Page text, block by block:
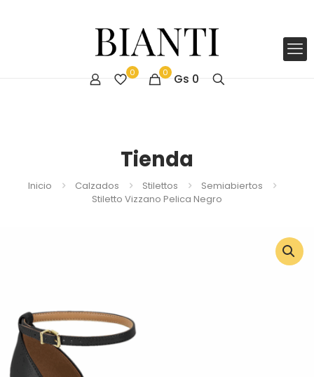
0 0 Gs 0
Tienda
Inicio Calzados Stilettos
Semiabiertos
Stiletto Vizzano Pelica Negro